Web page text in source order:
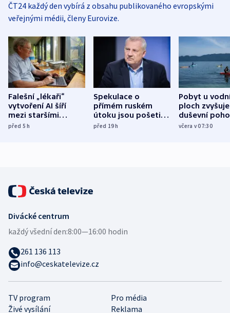
ČT24 každý den vybírá z obsahu publikovaného evropskými
veřejnými médii, členy Eurovize.
Falešní „lékaři“
vytvoření AI šíří
mezi staršími
Poláky nebezpečné
před 5h
Spekulace o
přímém ruském
útoku jsou pošetilé,
míní estonský
před 19h
Pobyt u
ploch zvyšuje
duševní
ukázala
včera v 07:30
TV program
Pro média
Živé vysílání
Reklama
Divácké centrum
každý všední den:8:00—16:00 hodin
261 136 113
info@ceskatelevize.cz